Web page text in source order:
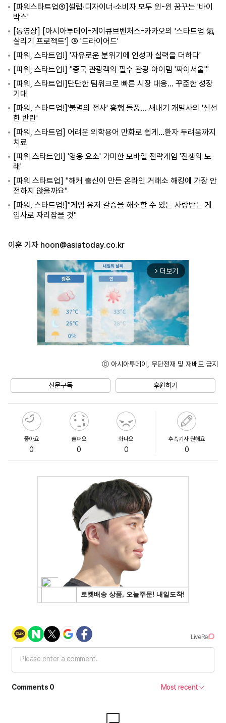
[파워스타트업④]셀럽·디자이너·소비자 모두 윈-윈 꿈꾸는 '바이
박스'
[동영상] [아시아투데이-케이큐브벤처스-카카오의 '스타트업 氣
살리기 프로젝트'] ③ '드라이어드'
[파워, 스타트업!] '자유로운 분위기에 인성과 실력을 더하다'
[파워, 스타트업!] "중국 관광객의 필수 관광 아이템 '짜이서울'"
[파워, 스타트업!]단단한 팀워크로 빠른 시장 대응… 꾸준한 성장
기대
[파워, 스타트업!]'불멸의 전사' 흥행 돌풍… 새내기 개발사의 '신선
한 반란'
[파워, 스타트업] 어려운 의학용어 만화로 쉽게…환자 두려움까지
치료
[파워 스타트업!] '영웅 요소' 가미한 모바일 전략게임 '전쟁의 노
래'
[파워 스타트업] "해커 출신이 만든 온라인 거래소 해킹에 가장 안
전하지 않을까요"
[파워, 스타트업!]"게임 유저 갈증을 해소할 수 있는 사랑받는 게
임사로 자리잡을 것"
이훈 기자 hoon@asiatoday.co.kr
arrow_forward_ios 더보기
ⓒ 아시아투데이, 무단전재 및 재배포 금지
신문구독 후원하기
좋아요
0
슬퍼요
0
화나요
0
후속기사 원해요
0